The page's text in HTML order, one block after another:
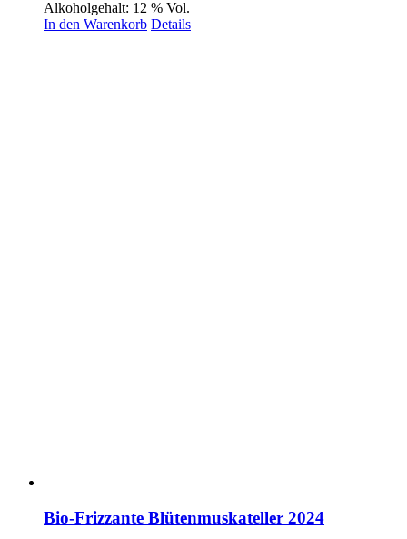
Alkoholgehalt: 12 % Vol.
In den Warenkorb Details
Bio-Frizzante Blütenmuskateller 2024